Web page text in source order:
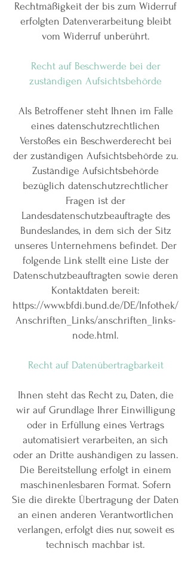
Rechtmäßigkeit der bis zum Widerruf
erfolgten Datenverarbeitung bleibt
vom Widerruf unberührt.
Recht auf Beschwerde bei der
zuständigen Aufsichtsbehörde
Als Betroffener steht Ihnen im Falle
eines datenschutzrechtlichen
Verstoßes ein Beschwerderecht bei
der zuständigen Aufsichtsbehörde zu.
Zuständige Aufsichtsbehörde
bezüglich datenschutzrechtlicher
Fragen ist der
Landesdatenschutzbeauftragte des
Bundeslandes, in dem sich der Sitz
unseres Unternehmens befindet. Der
folgende Link stellt eine Liste der
Datenschutzbeauftragten sowie deren
Kontaktdaten bereit:
https://www.bfdi.bund.de/DE/Infothek/
Anschriften_Links/anschriften_links-
node.html.
Recht auf Datenübertragbarkeit
Ihnen steht das Recht zu, Daten, die
wir auf Grundlage Ihrer Einwilligung
oder in Erfüllung eines Vertrags
automatisiert verarbeiten, an sich
oder an Dritte aushändigen zu lassen.
Die Bereitstellung erfolgt in einem
maschinenlesbaren Format. Sofern
Sie die direkte Übertragung der Daten
an einen anderen Verantwortlichen
verlangen, erfolgt dies nur, soweit es
technisch machbar ist.